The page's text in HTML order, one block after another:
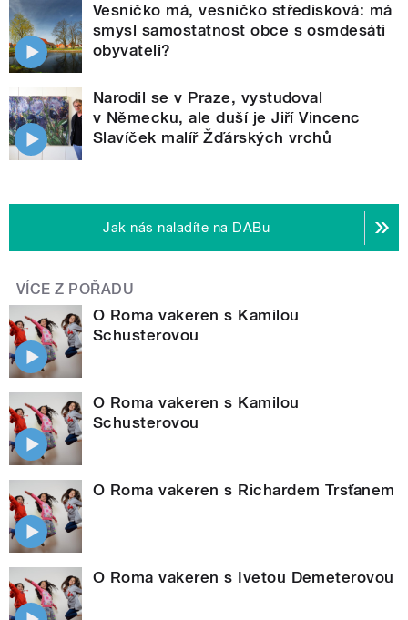
Vesničko má, vesničko středisková: má
smysl samostatnost obce s osmdesáti
obyvateli?
Narodil se v Praze, vystudoval
v Německu, ale duší je Jiří Vincenc
Slavíček malíř Žďárských vrchů
Jak nás naladíte na DABu
VÍCE Z POŘADU
O Roma vakeren s Kamilou
Schusterovou
O Roma vakeren s Kamilou
Schusterovou
O Roma vakeren s Richardem Trsťanem
O Roma vakeren s Ivetou Demeterovou